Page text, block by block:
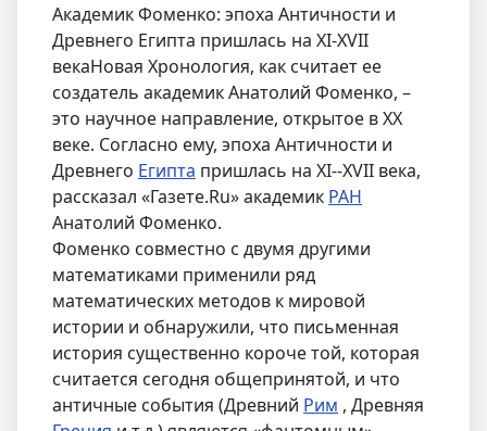
Академик Фоменко: эпоха Античности и
Древнего Египта пришлась на XI-XVII
векаНовая Хронология, как считает ее
создатель академик Анатолий Фоменко, –
это научное направление, открытое в XX
веке. Согласно ему, эпоха Античности и
Древнего Египта пришлась на XI--XVII века,
рассказал «Газете.Ru» академик РАН
Анатолий Фоменко.
Фоменко совместно с двумя другими
математиками применили ряд
математических методов к мировой
истории и обнаружили, что письменная
история существенно короче той, которая
считается сегодня общепринятой, и что
античные события (Древний Рим , Древняя